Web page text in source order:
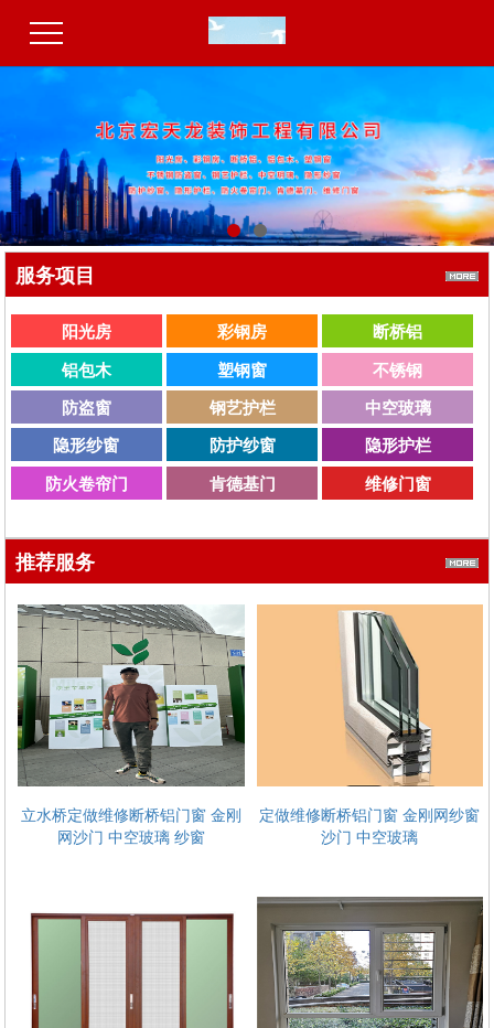
服务项目
阳光房 彩钢房
断桥铝
铝包木
塑钢窗
不锈钢
防盗窗
钢艺护栏
中空玻璃
隐形纱窗
防护纱窗
隐形护栏
防火卷帘门
肯德基门
维修门窗
推荐服务
立水桥定做维修断桥铝门窗 金刚
网沙门 中空玻璃 纱窗
定做维修断桥铝门窗 金刚网纱窗
沙门 中空玻璃